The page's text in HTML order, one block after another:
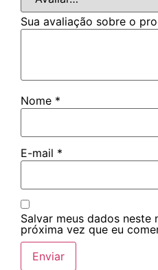
Sua avaliação sobre o
Nome *
E-mail *
Salvar meus dados neste
próxima vez que eu